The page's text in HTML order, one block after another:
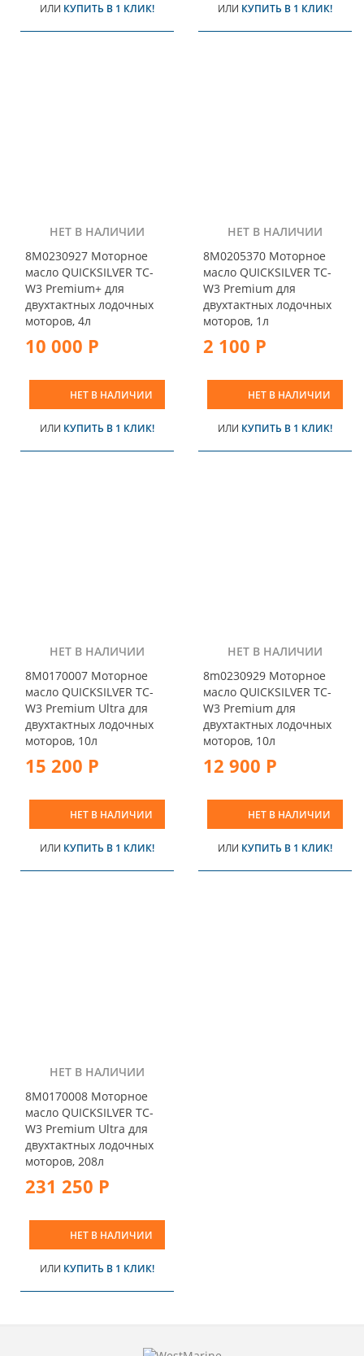
ИЛИ КУПИТЬ В 1 КЛИК! ИЛИ КУПИТЬ В 1 КЛИК!
НЕТ В НАЛИЧИИ
8M0230927 Моторное
масло QUICKSILVER TC-
W3 Premium+ для
двухтактных лодочных
моторов, 4л
10 000 Р
НЕТ В НАЛИЧИИ
ИЛИ КУПИТЬ В 1 КЛИК!
НЕТ В НАЛИЧИИ
8M0205370 Моторное
масло QUICKSILVER TC-
W3 Premium для
двухтактных лодочных
моторов, 1л
2 100 Р
НЕТ В НАЛИЧИИ
ИЛИ КУПИТЬ В 1 КЛИК!
НЕТ В НАЛИЧИИ
8M0170007 Моторное
масло QUICKSILVER TC-
W3 Premium Ultra для
двухтактных лодочных
моторов, 10л
15 200 Р
НЕТ В НАЛИЧИИ
ИЛИ КУПИТЬ В 1 КЛИК!
НЕТ В НАЛИЧИИ
8m0230929 Моторное
масло QUICKSILVER TC-
W3 Premium для
двухтактных лодочных
моторов, 10л
12 900 Р
НЕТ В НАЛИЧИИ
ИЛИ КУПИТЬ В 1 КЛИК!
НЕТ В НАЛИЧИИ
8M0170008 Моторное
масло QUICKSILVER TC-
W3 Premium Ultra для
двухтактных лодочных
моторов, 208л
231 250 Р
НЕТ В НАЛИЧИИ
ИЛИ КУПИТЬ В 1 КЛИК!